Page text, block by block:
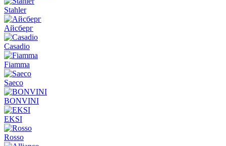
Stahler
Айсберг
Casadio
Fiamma
Saeco
BONVINI
EKSI
Rosso